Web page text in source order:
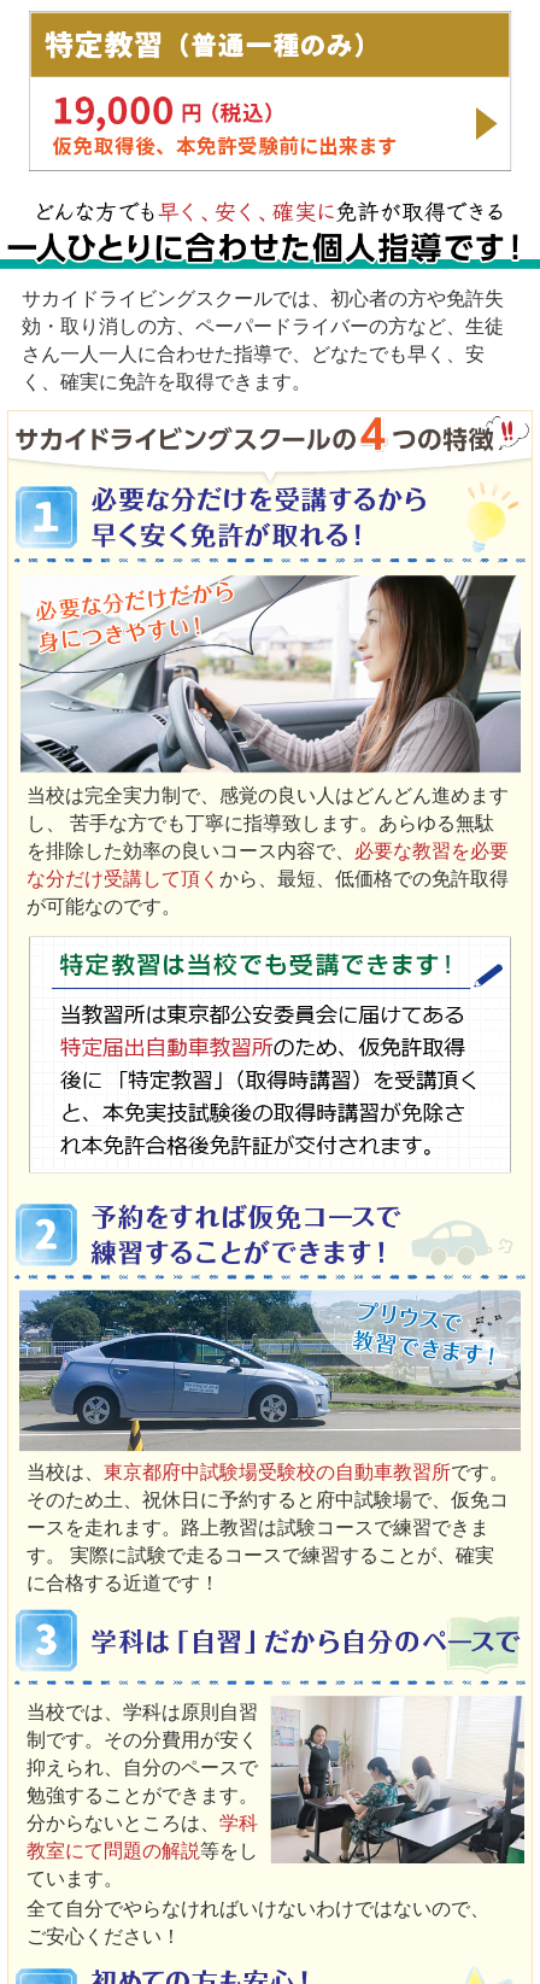
サカイドライビングスクールでは、初心者の方や免許失
効・取り消しの方、ペーパードライバーの方など、生徒
さん一人一人に合わせた指導で、どなたでも早く、安
く、確実に免許を取得できます。
当校は完全実力制で、感覚の良い人はどんどん進めます
し、 苦手な方でも丁寧に指導致します。あらゆる無駄
を排除した効率の良いコース内容で、 必要な教習を必要
な分だけ受講して頂くから、最短、低価格での免許取得
が可能なのです。
当校は、東京都府中試験場受験校の自動車教習所です。
そのため土、祝休日に予約すると府中試験場で、仮免コ
ースを走れます。路上教習は試験コースで練習できま
す。 実際に試験で走るコースで練習することが、確実
に合格する近道です！
当校では、学科は原則自習
制です。その分費用が安く
抑えられ、自分のペースで
勉強することができます。
分からないところは、学科
教室にて問題の解説等をし
ています。
全て自分でやらなければいけないわけではないので、
ご安心ください！